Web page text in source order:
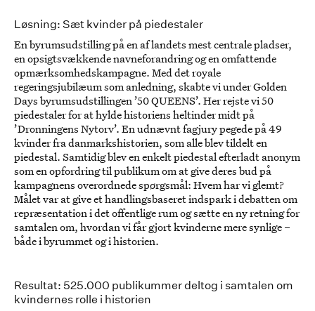
Løsning: Sæt kvinder på piedestaler
En byrumsudstilling på en af landets mest centrale pladser,
en opsigtsvækkende navneforandring og en omfattende
opmærksomhedskampagne. Med det royale
regeringsjubilæum som anledning, skabte vi under Golden
Days byrumsudstillingen ’50 QUEENS’. Her rejste vi 50
piedestaler for at hylde historiens heltinder midt på
’Dronningens Nytorv’. En udnævnt fagjury pegede på 49
kvinder fra danmarkshistorien, som alle blev tildelt en
piedestal. Samtidig blev en enkelt piedestal efterladt anonym
som en opfordring til publikum om at give deres bud på
kampagnens overordnede spørgsmål: Hvem har vi glemt?
Målet var at give et handlingsbaseret indspark i debatten om
repræsentation i det offentlige rum og sætte en ny retning for
samtalen om, hvordan vi får gjort kvinderne mere synlige –
både i byrummet og i historien.
Resultat: 525.000 publikummer deltog i samtalen om
kvindernes rolle i historien